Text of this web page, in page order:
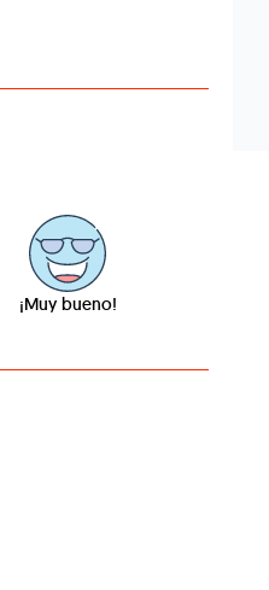
¡Muy bueno!